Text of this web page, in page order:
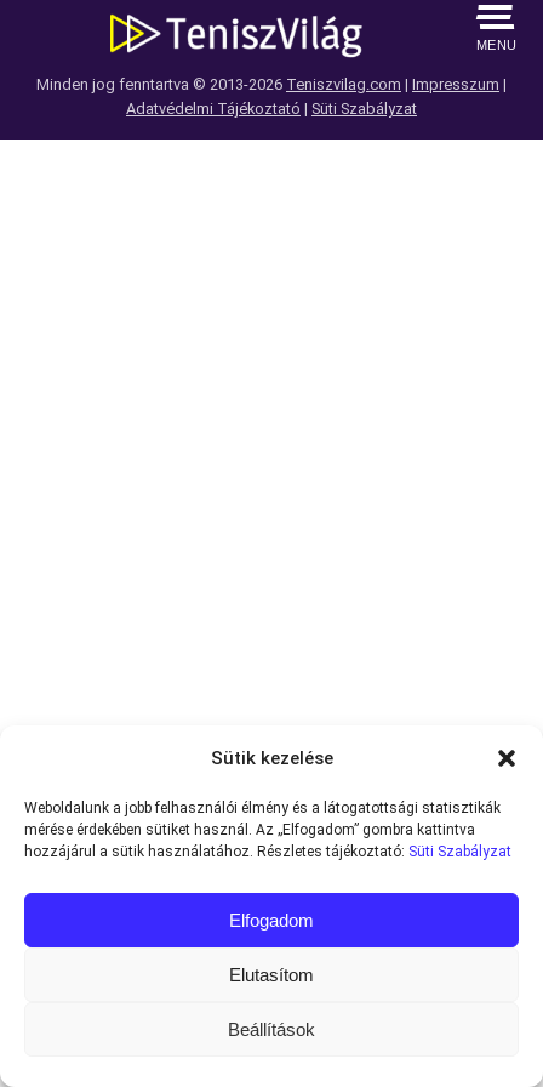
Sütik kezelése
Weboldalunk a jobb felhasználói élmény és a látogatottsági statisztikák
mérése érdekében sütiket használ. Az „Elfogadom” gombra kattintva
hozzájárul a sütik használatához. Részletes tájékoztató: Süti Szabályzat
Elfogadom
Elutasítom
Beállítások
MENU
Minden jog fenntartva © 2013-2026 Teniszvilag.com | Impresszum |
Adatvédelmi Tájékoztató | Süti Szabályzat